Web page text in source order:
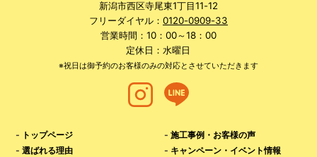
新潟市西区寺尾東1丁目11-12
フリーダイヤル： 0120-0909-33
営業時間：10：00～18：00
定休日：水曜日
※祝日は御予約のお客様のみの対応とさせていただきます
- トップページ
- 選ばれる理由
-施工事例・お客様の声
- キャンペーン・イベント情報